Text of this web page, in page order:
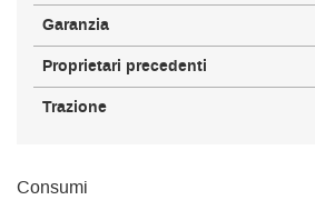
Garanzia
Proprietari precedenti
Trazione
Consumi